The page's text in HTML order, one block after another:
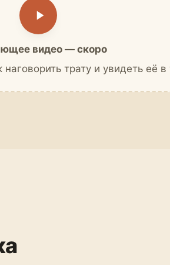
видео — скоро
трату и увидеть её в